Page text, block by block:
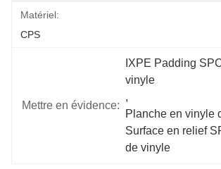
Matériel:
CPS
Mettre en évidence:
IXPE Padding
vinyle
,
Planche en vinyle
Surface en relief
de vinyle